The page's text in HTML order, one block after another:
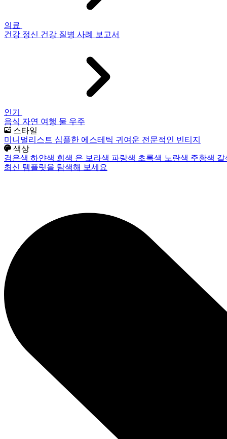
의료
건강 정신 건강 질병 사례 보고서
인기
음식 자연 여행 물 우주
스타일
미니멀리스트 심플한 에스테틱 귀여운 전문적인 빈티지
색상
검은색 하얀색 회색 은 보라색 파랑색 초록색 노란색 주황색
최신 템플릿을 탐색해 보세요